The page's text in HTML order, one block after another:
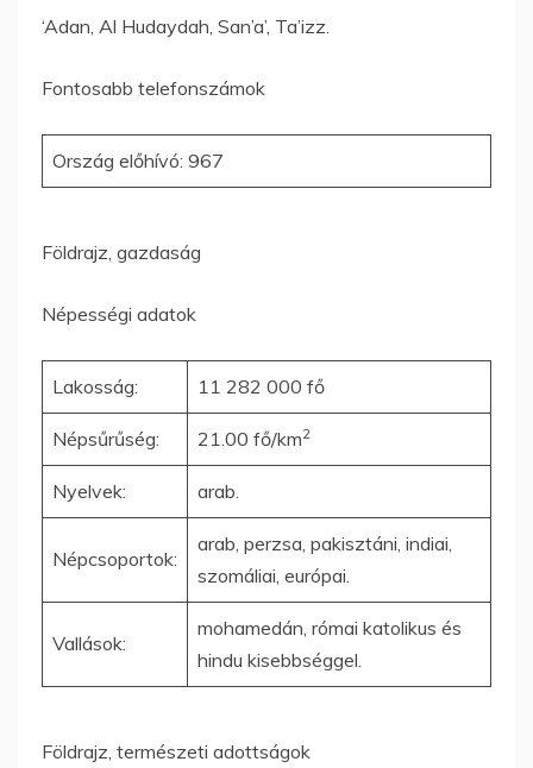
‘Adan, Al Hudaydah, San’a’, Ta’izz.
Fontosabb telefonszámok
Ország előhívó: 967
Földrajz, gazdaság
Népességi adatok
Lakosság: 11 282 000 fő
Népsűrűség: 21.00 fő/km2
Nyelvek: arab.
Népcsoportok:
arab, perzsa, pakisztáni, indiai,
szomáliai, európai.
Vallások:
mohamedán, római katolikus és
hindu kisebbséggel.
Földrajz, természeti adottságok